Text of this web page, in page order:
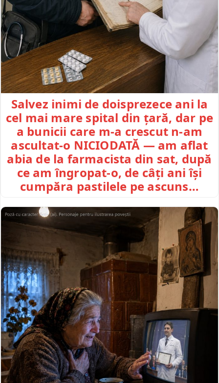
Salvez inimi de doisprezece ani la
cel mai mare spital din țară, dar pe
a bunicii care m-a crescut n-am
ascultat-o NICIODATĂ — am aflat
abia de la farmacista din sat, după
ce am îngropat-o, de câți ani își
cumpăra pastilele pe ascuns…